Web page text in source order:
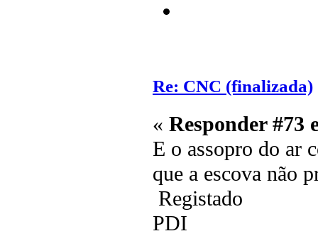
Re: CNC (finalizada)
« Responder #73
E o assopro do ar
que a escova não
Registado
PDI